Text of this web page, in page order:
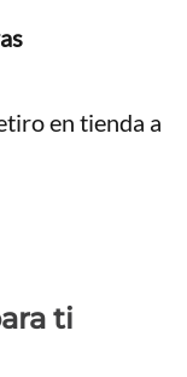
en tienda a
ti